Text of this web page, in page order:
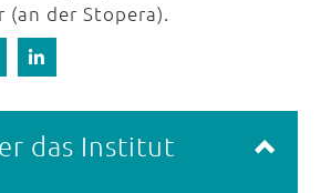
(an der Stopera).
das Institut